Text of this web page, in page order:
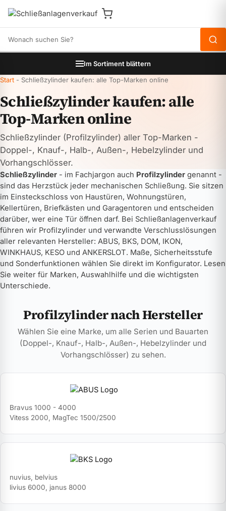
Im Sortiment blättern
Start - Schließzylinder kaufen: alle Top-Marken online
Schließzylinder kaufen: alle
Top-Marken online
Schließzylinder (Profilzylinder) aller Top-Marken -
Doppel-, Knauf-, Halb-, Außen-, Hebelzylinder und
Vorhangschlösser.
Schließzylinder - im Fachjargon auch Profilzylinder genannt -
sind das Herzstück jeder mechanischen Schließung. Sie sitzen
im Einsteckschloss von Haustüren, Wohnungstüren,
Kellertüren, Briefkästen und Garagentoren und entscheiden
darüber, wer eine Tür öffnen darf. Bei Schließanlagenverkauf
führen wir Profilzylinder und verwandte Verschlusslösungen
aller relevanten Hersteller: ABUS, BKS, DOM, IKON,
WINKHAUS, KESO und ANKERSLOT. Maße, Sicherheitsstufe
und Sonderfunktionen wählen Sie direkt im Konfigurator. Lesen
Sie weiter für Marken, Auswahlhilfe und die wichtigsten
Unterschiede.
Profilzylinder nach Hersteller
Wählen Sie eine Marke, um alle Serien und Bauarten
(Doppel-, Knauf-, Halb-, Außen-, Hebelzylinder und
Vorhangschlösser) zu sehen.
Bravus 1000 - 4000
Vitess 2000, MagTec 1500/2500
nuvius, belvius
livius 6000, janus 8000